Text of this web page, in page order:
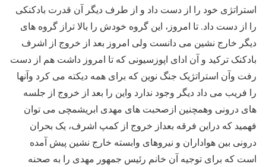
استراتژی خود را از دست داد و از طرف دیگر آن قدرت بادکنکی
را از دست داد. تا امروز، این گروه خودش را بالا تراز گروه های
دیگر خارج نشین می دانست ولی امروز بعد از خروج از اشرف
بادکنک ترکید و آن ادای اپوزسیونی که تا امروز داشت هم از دست
رفت وآن استراتژیک جنگ نوین که برای همه دیکته می کرد وآنها
را فریب می داد دیگر وجود ندارد واین را بعد از خروج از جلسه
های درونی وهمچنین ازصحبت های مهدی ابریشمچی می توان
فهمید که دراین فرقه بعداز خروج از کمپ اشرف، یک بحران
درونی بین هواداران و نیروهای وابسته خارج نشین پیش آمده
است که برای توجیه آن خانم رئیس جمهور مهدی را به صحنه